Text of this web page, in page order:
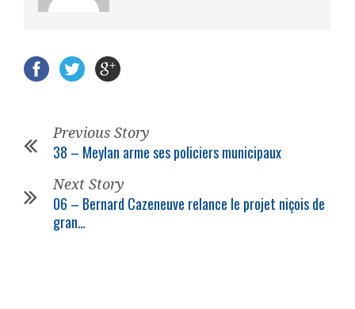
Previous Story
38 – Meylan arme ses policiers municipaux
Next Story
06 – Bernard Cazeneuve relance le projet niçois de
gran…